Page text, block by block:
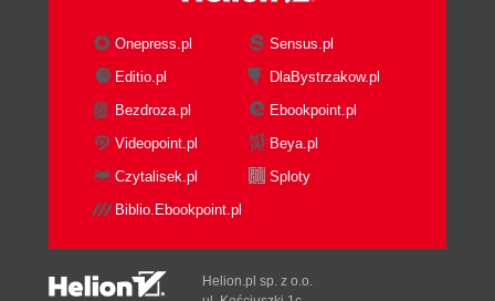
Onepress.pl
Sensus.pl
Editio.pl
DlaBystrzakow.pl
Bezdroza.pl
Ebookpoint.pl
Videopoint.pl
Beya.pl
Czytalisek.pl
Sploty
Biblio.Ebookpoint.pl
Helion.pl sp. z o.o.